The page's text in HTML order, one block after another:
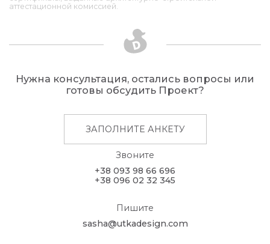
аттестационной комиссией.
Нужна консультация, остались вопросы или
готовы обсудить Проект?
ЗАПОЛНИТЕ АНКЕТУ
Звоните
+38 093 98 66 696
+38 096 02 32 345
Пишите
sasha@utkadesign.com